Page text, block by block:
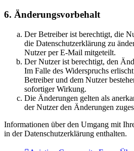
6. Änderungsvorbehalt
Der Betreiber ist berechtigt, die
die Datenschutzerklärung zu
Nutzer per E-Mail mitgeteilt.
Der Nutzer ist berechtigt, den
Im Falle des Widerspruchs
Betreiber und dem Nutzer
sofortiger Wirkung.
Die Änderungen gelten als
der Nutzer den Änderungen
Informationen über den Umgang mit
in der Datenschutzerklärung enthalten.